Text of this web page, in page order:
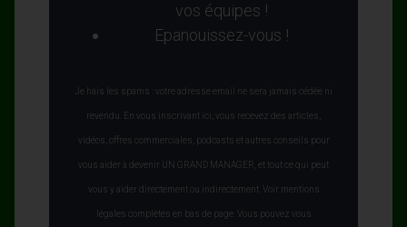
vos équipes !
Epanouissez-vous !
Je hais les spams : votre adresse email ne sera jamais cédée ni
revendu. En vous inscrivant ici, vous recevez des articles,
vidéos, offres commerciales, podcasts et autres conseils pour
vous aider à devenir UN GRAND MANAGER, et tout ce qui peut
vous y aider directement ou indirectement. Voir mentions
légales complètes en bas de page. Vous pouvez vous